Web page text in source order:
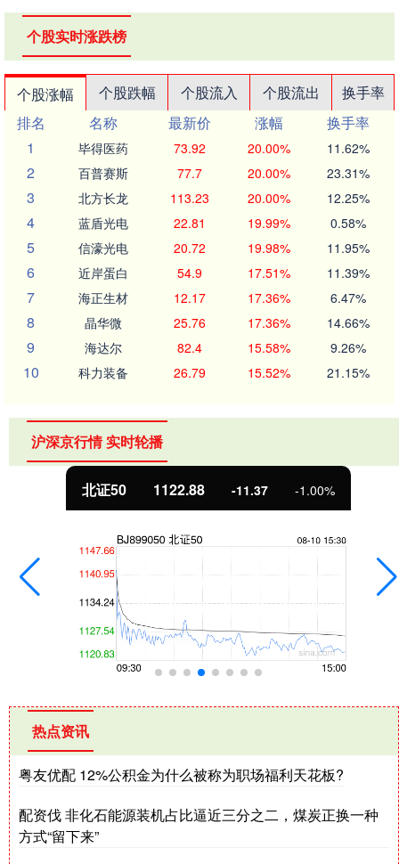
个股实时涨跌榜
个股涨幅 个股跌幅 个股流入 个股流出
换手率
排名
名称 最新价 涨幅
换手率
1
毕得医药 73.92 20.00% 11.62%
2 百普赛斯 77.7 20.00% 23.31%
3 北方长龙 113.23 20.00% 12.25%
4 蓝盾光电 22.81 19.99% 0.58%
5 信濠光电 20.72 19.98% 11.95%
6 近岸蛋白 54.9 17.51% 11.39%
7 海正生材 12.17 17.36% 6.47%
8 晶华微 25.76 17.36% 14.66%
9 海达尔 82.4 15.58% 9.26%
10 科力装备 26.79 15.52% 21.15%
沪深京行情 实时轮播
北证50 1122.88 -11.37 -1.00%
热点资讯
粤友优配 12%公积金为什么被称为职场福利天花板?
配资伐 非化石能源装机占比逼近三分之二，煤炭正换一种
方式“留下来”